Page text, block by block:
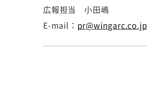
広報担当 小田嶋
E-mail： pr@wingarc.co.jp